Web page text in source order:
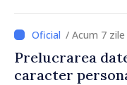
/ Acum 7 zile
Prelucrarea
caracter